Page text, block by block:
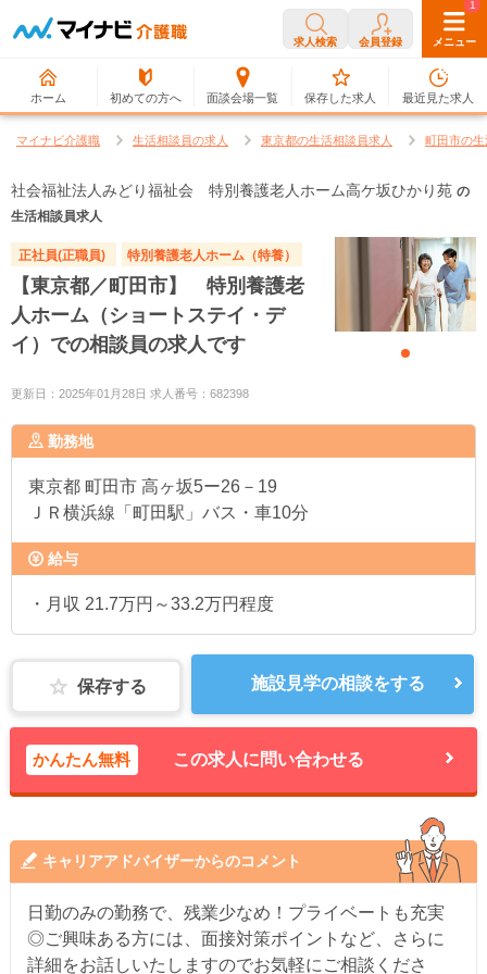
求人検索 会員登録 メニュー
ホーム 初めての方へ 面談会場一覧
0
保存した求人
1
最近見た求人
マイナビ介護職 生活相談員の求人 東京都の生活相談員求人 町田市の
社会福祉法人みどり福祉会 特別養護老人ホーム高ケ坂ひかり苑 の
生活相談員求人
正社員(正職員) 特別養護老人ホーム（特養）
【東京都／町田市】 特別養護老
人ホーム（ショートステイ・デ
イ）での相談員の求人です
更新日：2025年01月28日 求人番号：682398
勤務地
東京都 町田市 高ヶ坂5ー26－19
ＪＲ横浜線「町田駅」バス・車10分
給与
・月収 21.7万円～33.2万円程度
保存する 施設見学の相談をする
かんたん無料 この求人に問い合わせる
キャリアアドバイザーからのコメント
日勤のみの勤務で、残業少なめ！プライベートも充実
◎ご興味ある方には、面接対策ポイントなど、さらに
詳細をお話しいたしますのでお気軽にご相談くださ